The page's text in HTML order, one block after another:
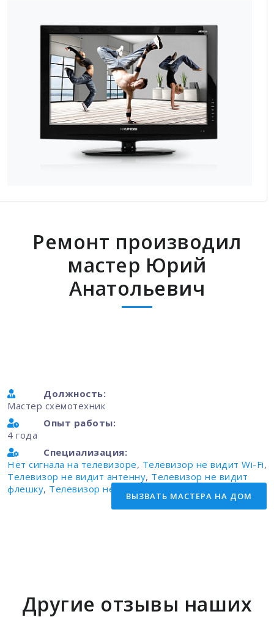
Ремонт производил
мастер Юрий
Анатольевич
Должность:
Мастер схемотехник
Опыт работы:
4 года
Специализация:
Нет сигнала на телевизоре, Телевизор не видит Wi-Fi,
Телевизор не видит антенну, Телевизор не видит
флешку, Телевизор не показывает, а звук есть
ВЫЗВАТЬ МАCТЕРА НА ДОМ
Другие отзывы наших